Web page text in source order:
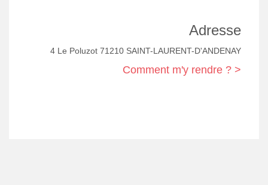
Adresse
4 Le Poluzot 71210 SAINT-LAURENT-D'ANDENAY
Comment m'y rendre ? >